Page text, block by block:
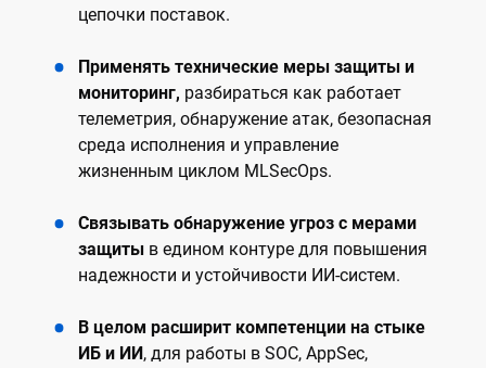
цепочки поставок.
Применять технические меры защиты и
мониторинг, разбираться как работает
телеметрия, обнаружение атак, безопасная
среда исполнения и управление
жизненным циклом MLSecOps.
Связывать обнаружение угроз с мерами
защиты в едином контуре для повышения
надежности и устойчивости ИИ-систем.
В целом расширит компетенции на стыке
ИБ и ИИ, для работы в SOC, AppSec,